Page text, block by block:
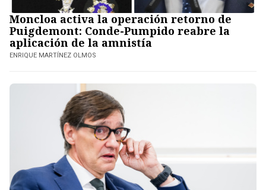
Moncloa activa la operación retorno de
Puigdemont: Conde-Pumpido reabre la
aplicación de la amnistía
ENRIQUE MARTÍNEZ OLMOS